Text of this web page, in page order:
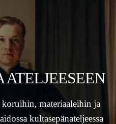
materiaaleihin ja
kultasepänateljeessa